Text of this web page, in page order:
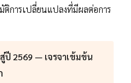
การเปลี่ยนแปลงที่มีผลต่อการ
ปี 2569 — เจรจาเข้มข้น